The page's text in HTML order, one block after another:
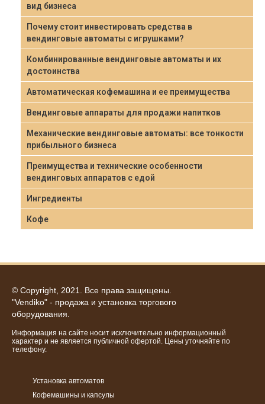
вид бизнеса
Почему стоит инвестировать средства в
вендинговые автоматы с игрушками?
Комбинированные вендинговые автоматы и их
достоинства
Автоматическая кофемашина и ее преимущества
Вендинговые аппараты для продажи напитков
Механические вендинговые автоматы: все тонкости
прибыльного бизнеса
Преимущества и технические особенности
вендинговых аппаратов с едой
Ингредиенты
Кофе
© Copyright, 2021. Все права защищены.
"Vendiko" - продажа и установка торгового
оборудования.
Информация на сайте носит исключительно информационный
характер и не является публичной офертой. Цены уточняйте по
телефону.
Установка автоматов
Кофемашины и капсулы